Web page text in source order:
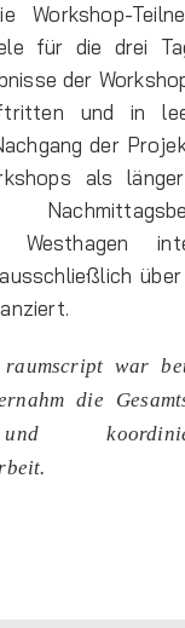
Workshop-
für die drei
der
und in
der
als
Westhagen
über
raumscript war
die